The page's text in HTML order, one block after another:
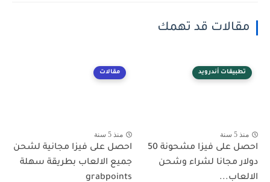
مقالات قد تهمك
تطبيقات أندرويد
منذ 5 سنة
احصل على فيزا مشحونة 50
دولار مجانا لشراء وشحن
الالعاب...
مقالات
منذ 5 سنة
احصل على فيزا مجانية لشحن
جميع الالعاب بطريقة سهلة
grabpoints